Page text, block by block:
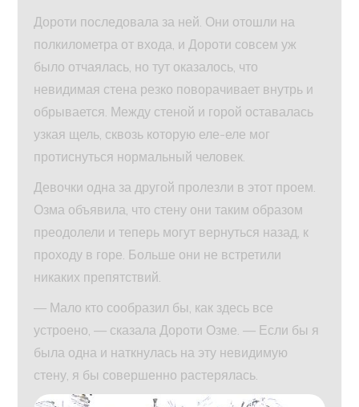
Дороти последовала за ней. Они отошли на
полкилометра от входа, и Дороти совсем уж
было отчаялась, но тут оказалось, что
невидимая стена резко поворачивает внутрь и
обрывается. Между стеной и горой оставалась
узкая щель, сквозь которую еле-еле мог
протиснуться нормальный человек.
Девочки одна за другой пролезли в этот проем.
Озма объявила, что стену они таким образом
преодолели и теперь могут вернуться назад, к
проходу в горе. Больше они не встретили
никаких препятствий.
— Мало кто сообразил бы, как здесь все
устроено, — сказала Дороти Озме. — Если бы я
была одна и наткнулась на эту невидимую
стену, я бы совершенно растерялась.